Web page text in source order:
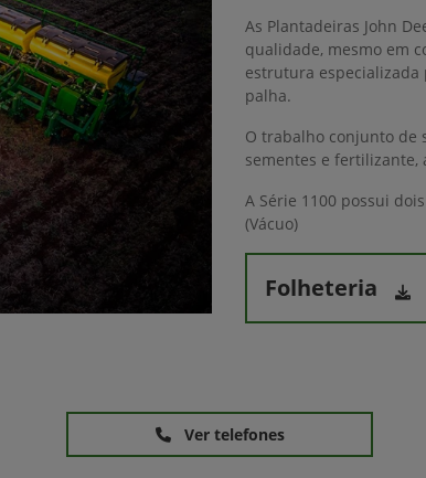
As Plantadeiras John
qualidade, mesmo em
estrutura
palha.
O trabalho conjunto de
sementes e fertilizante,
A Série 1100 possui
(Vácuo)
Folheteria
Ver telefones